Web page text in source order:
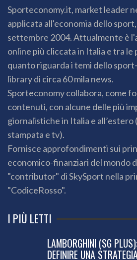
Sporteconomy.it, market leader
applicata all'economia dello
settembre 2004. Attualmente è
online più cliccata in Italia e tra le
quanto riguarda i temi dello
library di circa 60 mila news.
Sporteconomy collabora, come
contenuti, con alcune delle più
giornalistiche in Italia e all’estero
stampata e tv).
Fornisce approfondimenti sui
economico-finanziari del mondo
"contributor" di SkySport nella
"CodiceRosso".
I PIÙ LETTI
LAMBORGHINI (SG
DEFINIRE UNA